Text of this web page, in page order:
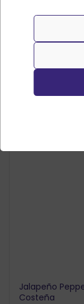
Sliced
Jalapeño
Costeña